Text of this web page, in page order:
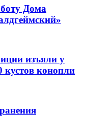
Дома
изъяли у
кустов конопли